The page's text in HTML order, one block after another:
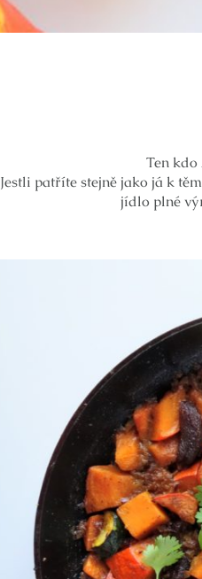
Ten
Jestli patříte stejně jako já k
jídlo plné